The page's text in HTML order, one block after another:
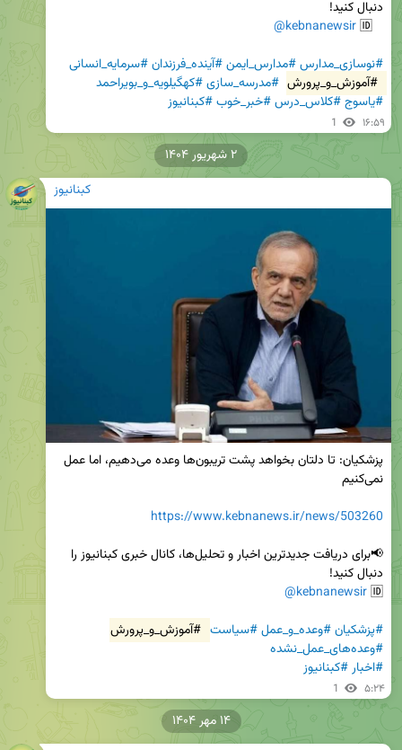
@kebnanewsir
#نوسازی_مدارس#مدارس_ایمن#آینده_فرزندان#سرمایه_انسانی
#آموزش_و_پرورش #مدرسه_سازی#کهگیلویه_و_بویراحمد
#یاسوج#کلاس_درس#خبر_خوب#کبنانیوز
1 ۱۶:۵۹
کبنانیوز
https://www.kebnanews.ir/news/503260
🆔
@kebnanewsir
#پزشکیان#وعده_و_عمل#سیاست #آموزش_و_پرورش
#وعده‌های_عمل_نشده
#اخبار#کبنانیوز
1 ۵:۲۴
۲ شهریور ۱۴۰۴
۱۴ مهر ۱۴۰۴